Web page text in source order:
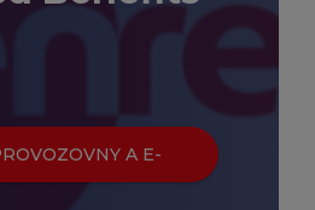
A E-